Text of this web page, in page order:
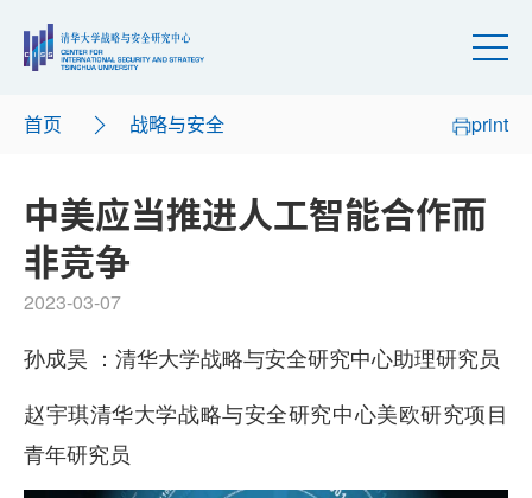
首页 战略与安全 print
中美应当推进人工智能合作而
非竞争
2023-03-07
孙成昊 ：清华大学战略与安全研究中心助理研究员
赵宇琪清华大学战略与安全研究中心美欧研究项目
青年研究员